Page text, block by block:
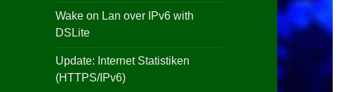
Wake on Lan over IPv6 with
DSLite
Update: Internet Statistiken
(HTTPS/IPv6)